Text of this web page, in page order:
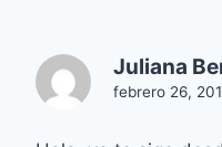
Juliana
febrero 26,